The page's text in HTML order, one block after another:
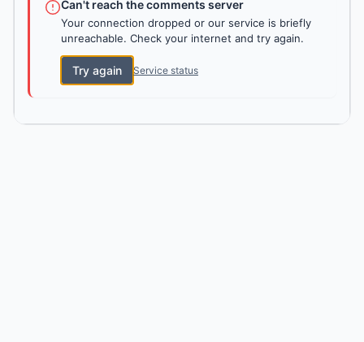
Can't reach the comments server
Your connection dropped or our service is briefly
unreachable. Check your internet and try again.
Try again Service status